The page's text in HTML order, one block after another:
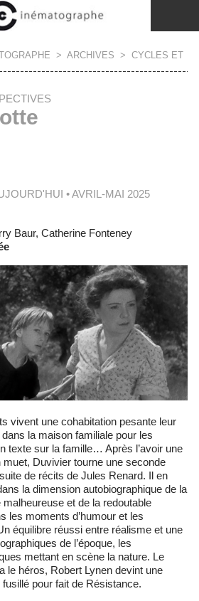
> ARCHIVES > CYCLES ET
• AVRIL-MAI 2025
Baur, Catherine Fonteney
la maison familiale pour les
texte sur la famille… Après l’avoir une
muet, Duvivier tourne une seconde
de récits de Jules Renard. Il en
la dimension autobiographique de la
malheureuse et de la redoutable
les moments d’humour et les
équilibre réussi entre réalisme et une
de l’époque, les
mettant en scène la nature. Le
le héros, Robert Lynen devint une
pour fait de Résistance.